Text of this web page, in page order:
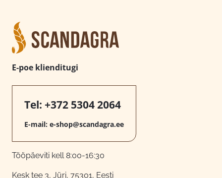
E-poe klienditugi
Tel: +372 5304 2064
E-mail: e-shop@scandagra.ee
Tööpäeviti kell 8:00-16:30
Kesk tee 3, Jüri, 75301, Eesti